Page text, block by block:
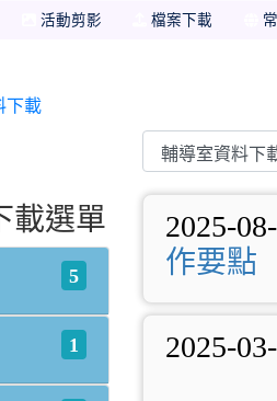
活動剪影 檔案下載
輔導室資料下載
載選單
5
1
2025-
作要點
2025-